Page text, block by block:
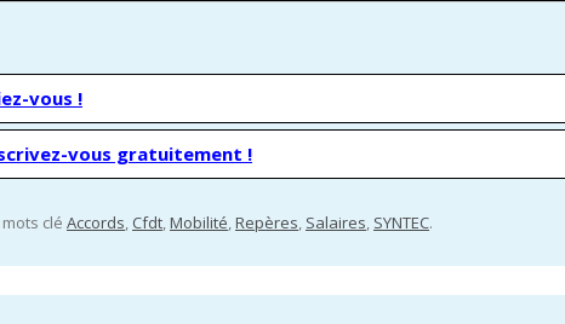
vous !
vous gratuitement !
clé Accords, Cfdt,Mobilité,Repères, Salaires, SYNTEC.